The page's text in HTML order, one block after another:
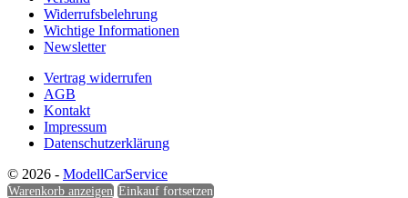
Widerrufsbelehrung
Wichtige Informationen
Newsletter
Vertrag widerrufen
AGB
Kontakt
Impressum
Datenschutzerklärung
© 2026 - ModellCarService
Warenkorb anzeigen Einkauf fortsetzen